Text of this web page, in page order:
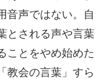
音声ではない。自
とされる声や言葉
ことをやめ始めた
教会の言葉」すら